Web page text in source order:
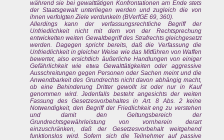
während sie bei gewalttätigen Konfrontationen am Ende stets
der Staatsgewalt unterliegen werden und zugleich die von
ihnen verfolgten Ziele verdunkeln (BVerfGE 69, 360).
Allerdings kann der verfassungsrechtliche Begriff der
Unfriedlichkeit nicht mit dem von der Rechtsprechung
entwickelten weiten Gewaltbegriff des Strafrechts gleichgesetzt
werden. Dagegen spricht bereits, daß die Verfassung die
Unfriedlichkeit in gleicher Weise wie das Mitführen von Waffen
bewertet, also ersichtlich äußerliche Handlungen von einiger
Gefährlichkeit wie etwa Gewalttätigkeiten oder aggressive
Ausschreitungen gegen Personen oder Sachen meint und die
Anwendbarkeit des Grundrechts nicht davon abhängig macht,
ob eine Behinderung Dritter gewollt ist oder nur in Kauf
genommen wird. Jedenfalls besteht angesichts der weiten
Fassung des Gesetzesvorbehaltes in Art. 8 Abs. 2 keine
Notwendigkeit, den Begriff der Friedlichkeit eng zu verstehen
und damit den Geltungsbereich der
Grundrechtsgewährleistung von vornherein derart
einzuschränken, daß der Gesetzesvorbehalt weitgehend
funktionslos wird. Sofern sich die Teilnehmer auf passive